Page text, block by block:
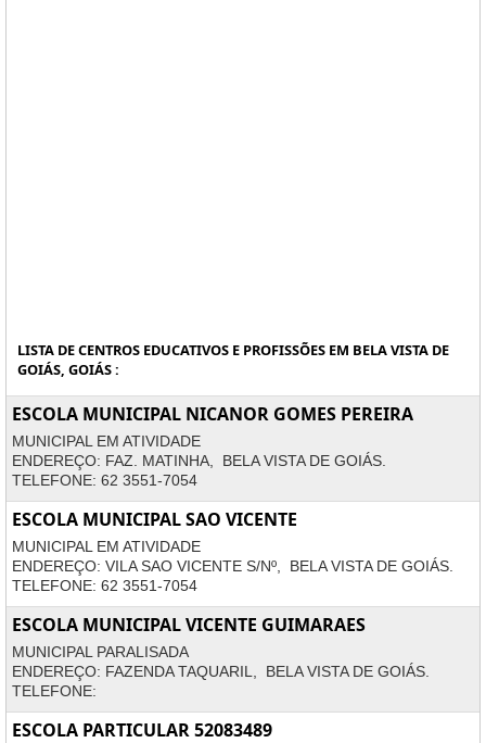
LISTA DE CENTROS EDUCATIVOS E PROFISSÕES EM BELA VISTA DE
GOIÁS, GOIÁS :
ESCOLA MUNICIPAL NICANOR GOMES PEREIRA
MUNICIPAL EM ATIVIDADE
ENDEREÇO: FAZ. MATINHA, BELA VISTA DE GOIÁS.
TELEFONE: 62 3551-7054
ESCOLA MUNICIPAL SAO VICENTE
MUNICIPAL EM ATIVIDADE
ENDEREÇO: VILA SAO VICENTE S/Nº, BELA VISTA DE GOIÁS.
TELEFONE: 62 3551-7054
ESCOLA MUNICIPAL VICENTE GUIMARAES
MUNICIPAL PARALISADA
ENDEREÇO: FAZENDA TAQUARIL, BELA VISTA DE GOIÁS.
TELEFONE:
ESCOLA PARTICULAR 52083489